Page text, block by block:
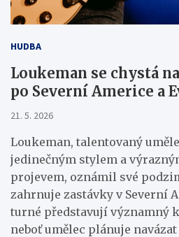
HUDBA
Loukeman se chystá
po Severní Americe a
21. 5. 2026
Loukeman, talentovaný
jedinečným stylem a
projevem, oznámil své
zahrnuje zastávky v Severní
turné představují významný
neboť umělec plánuje